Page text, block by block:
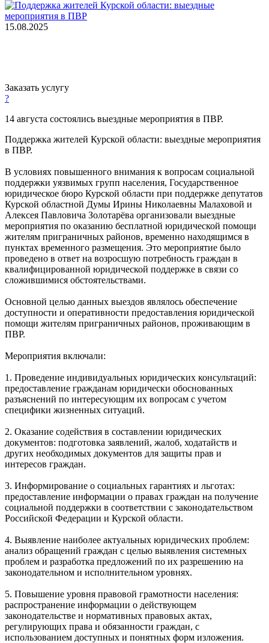
15.08.2025
Заказать услугу
?
14 августа состоялись выездные мероприятия в ПВР.
Поддержка жителей Курской области: выездные мероприятия
в ПВР.
В условиях повышенного внимания к вопросам социальной
поддержки уязвимых групп населения, Государственное
юридическое бюро Курской области при поддержке депутатов
Курской областной Думы Ирины Николаевны Малаховой и
Алексея Павловича Золотарёва организовали выездные
мероприятия по оказанию бесплатной юридической помощи
жителям приграничных районов, временно находящимся в
пунктах временного размещения. Это мероприятие было
проведено в ответ на возросшую потребность граждан в
квалифицированной юридической поддержке в связи со
сложившимися обстоятельствами.
Основной целью данных выездов являлось обеспечение
доступности и оперативности предоставления юридической
помощи жителям приграничных районов, проживающим в
ПВР.
Мероприятия включали:
1. Проведение индивидуальных юридических консультаций:
предоставление гражданам юридически обоснованных
разъяснений по интересующим их вопросам с учетом
специфики жизненных ситуаций.
2. Оказание содействия в составлении юридических
документов: подготовка заявлений, жалоб, ходатайств и
других необходимых документов для защиты прав и
интересов граждан.
3. Информирование о социальных гарантиях и льготах:
предоставление информации о правах граждан на получение
социальной поддержки в соответствии с законодательством
Российской Федерации и Курской области.
4. Выявление наиболее актуальных юридических проблем:
анализ обращений граждан с целью выявления системных
проблем и разработка предложений по их разрешению на
законодательном и исполнительном уровнях.
5. Повышение уровня правовой грамотности населения:
распространение информации о действующем
законодательстве и нормативных правовых актах,
регулирующих права и обязанности граждан, с
использованием доступных и понятных форм изложения.